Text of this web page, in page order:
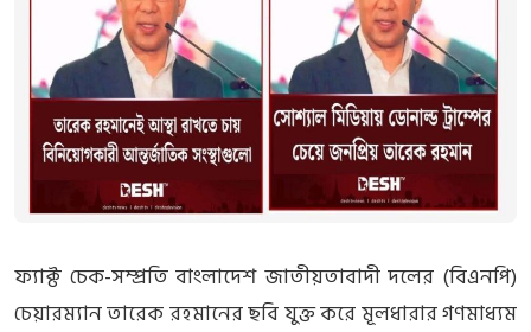
ফ্যাক্ট চেক-সম্প্রতি বাংলাদেশ জাতীয়তাবাদী দলের (বিএনপি)
চেয়ারম্যান তারেক রহমানের ছবি যুক্ত করে মূলধারার গণমাধ্যম